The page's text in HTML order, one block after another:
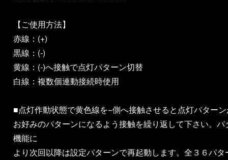
【ご使用方法】
赤線：(+)
黒線：(-)
黄線：(-)へ接触で点灯パターン切替
白線：複数個連動接続時使用
■点灯作動状態で黄色線を−側へ接触させると点灯パター
お好みのパターンになるよう接触を繰り返して下さい。
機能に
より次回以降は設定パターンで再起動します。全３６パ